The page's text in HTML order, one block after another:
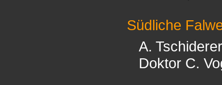
Südliche
A. Tschiderer
Doktor C.